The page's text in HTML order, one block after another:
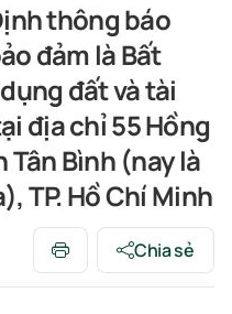
thông báo
đảm là Bất
đất và tài
địa chỉ 55 Hồng
Tân Bình (nay là
TP. Hồ Chí Minh
Chia sẻ